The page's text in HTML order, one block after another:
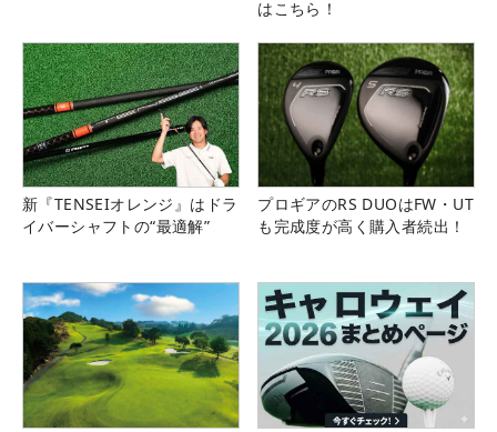
はこちら！
新『TENSEIオレンジ』はドラ
イバーシャフトの“最適解”
プロギアのRS DUOはFW・UT
も完成度が高く購入者続出！